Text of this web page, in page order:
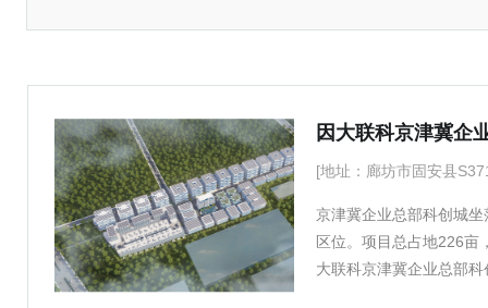
因大联科京津冀企
[地址：廊坊市固安县
京津冀企业总部科创城
区位。项目总占地226亩
大联科京津冀企业总部